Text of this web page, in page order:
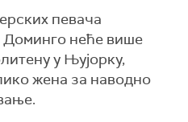
певача
неће више
у Њујорку,
жена за наводно